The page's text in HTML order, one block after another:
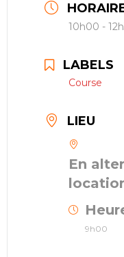
10h00 -
LABELS
Course
LIEU
En
9h00